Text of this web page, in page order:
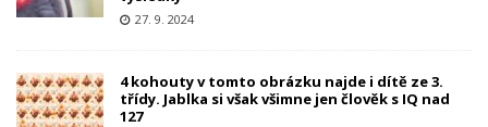
27. 9. 2024
4 kohouty v tomto obrázku najde i dítě ze 3.
třídy. Jablka si však všimne jen člověk s IQ nad
127